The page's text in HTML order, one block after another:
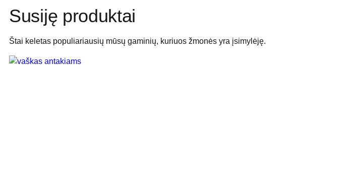
Susiję produktai
Štai keletas populiariausių mūsų gaminių, kuriuos žmonės yra įsimylėję.